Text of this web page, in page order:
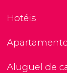
Hotéis
Aluguel de